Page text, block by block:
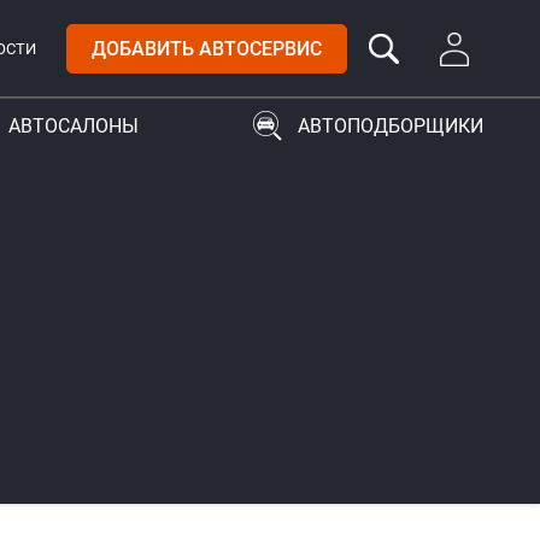
ДОБАВИТЬ АВТОСЕРВИС
АВТОСАЛОНЫ АВТОПОДБОРЩИКИ